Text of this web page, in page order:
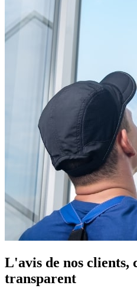
L'avis de nos clients,
transparent